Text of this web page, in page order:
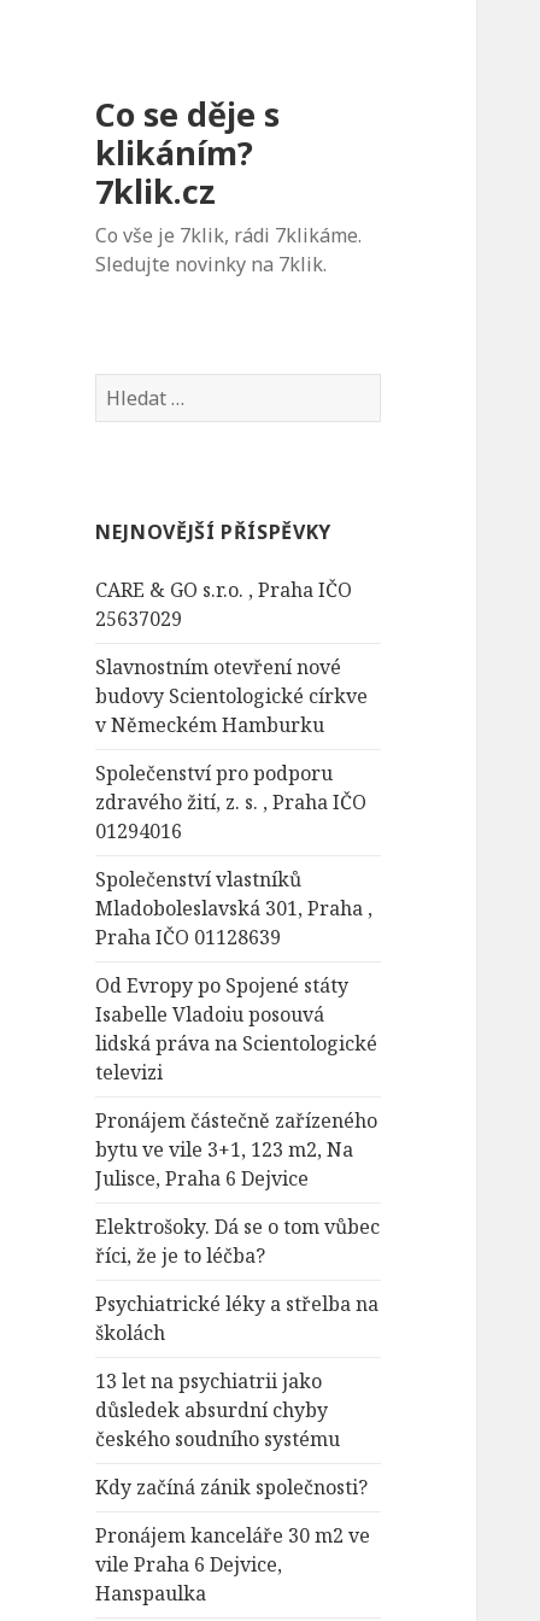
Co se děje s
klikáním?
7klik.cz
Co vše je 7klik, rádi 7klikáme.
Sledujte novinky na 7klik.
V
y
d
v
á
í
NEJNOVĚJŠÍ PŘÍSPĚVKY
CARE & GO s.r.o. , Praha IČO
25637029
Slavnostním otevření nové
budovy Scientologické církve
v Německém Hamburku
Společenství pro podporu
zdravého žití, z. s. , Praha IČO
01294016
Společenství vlastníků
Mladoboleslavská 301, Praha ,
Praha IČO 01128639
Od Evropy po Spojené státy
Isabelle Vladoiu posouvá
lidská práva na Scientologické
televizi
Pronájem částečně zařízeného
bytu ve vile 3+1, 123 m2, Na
Julisce, Praha 6 Dejvice
Elektrošoky. Dá se o tom vůbec
říci, že je to léčba?
Psychiatrické léky a střelba na
školách
13 let na psychiatrii jako
důsledek absurdní chyby
českého soudního systému
Kdy začíná zánik společnosti?
Pronájem kanceláře 30 m2 ve
vile Praha 6 Dejvice,
Hanspaulka